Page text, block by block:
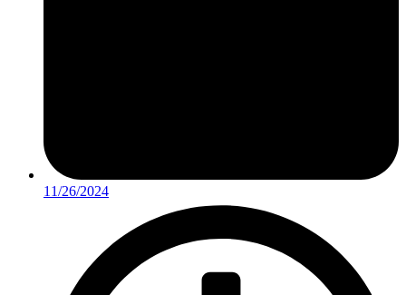
11/26/2024